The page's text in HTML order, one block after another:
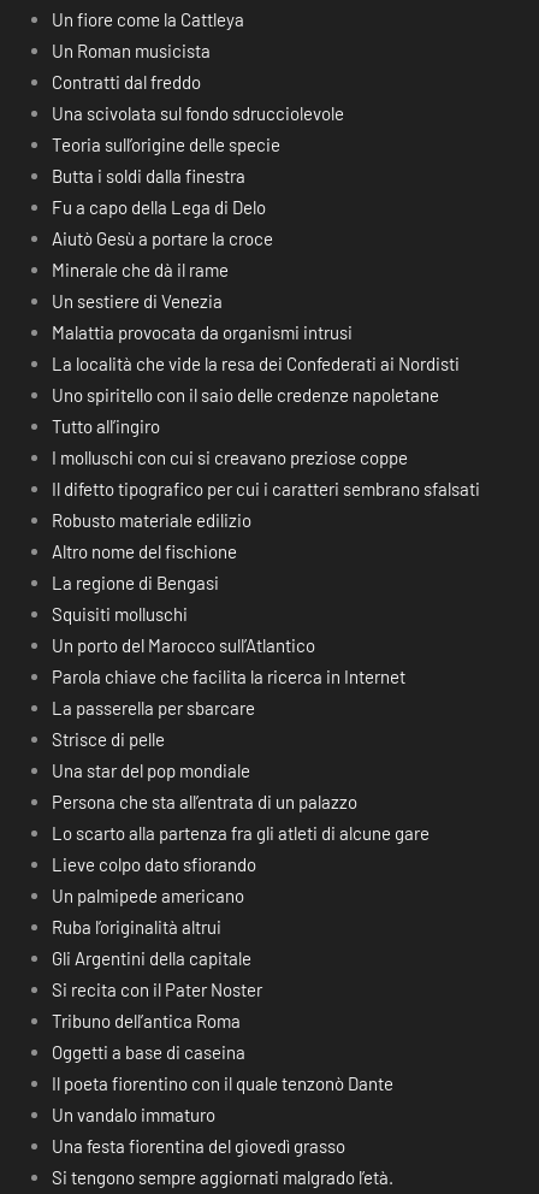
Un fiore come la Cattleya
Un Roman musicista
Contratti dal freddo
Una scivolata sul fondo sdrucciolevole
Teoria sull’origine delle specie
Butta i soldi dalla finestra
Fu a capo della Lega di Delo
Aiutò Gesù a portare la croce
Minerale che dà il rame
Un sestiere di Venezia
Malattia provocata da organismi intrusi
La località che vide la resa dei Confederati ai Nordisti
Uno spiritello con il saio delle credenze napoletane
Tutto all’ingiro
I molluschi con cui si creavano preziose coppe
Il difetto tipografico per cui i caratteri sembrano sfalsati
Robusto materiale edilizio
Altro nome del fischione
La regione di Bengasi
Squisiti molluschi
Un porto del Marocco sull’Atlantico
Parola chiave che facilita la ricerca in Internet
La passerella per sbarcare
Strisce di pelle
Una star del pop mondiale
Persona che sta all’entrata di un palazzo
Lo scarto alla partenza fra gli atleti di alcune gare
Lieve colpo dato sfiorando
Un palmipede americano
Ruba l’originalità altrui
Gli Argentini della capitale
Si recita con il Pater Noster
Tribuno dell’antica Roma
Oggetti a base di caseina
Il poeta fiorentino con il quale tenzonò Dante
Un vandalo immaturo
Una festa fiorentina del giovedì grasso
Si tengono sempre aggiornati malgrado l’età.